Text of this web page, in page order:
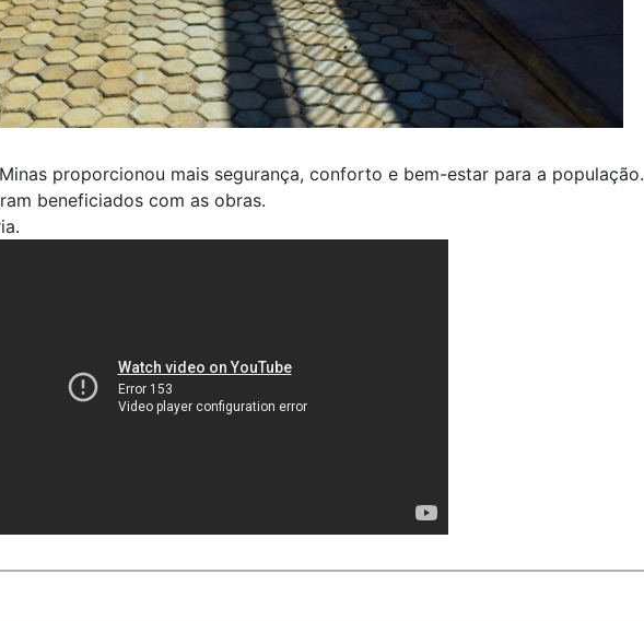
proporcionou mais segurança, conforto e bem-estar para a população.
beneficiados com as obras.